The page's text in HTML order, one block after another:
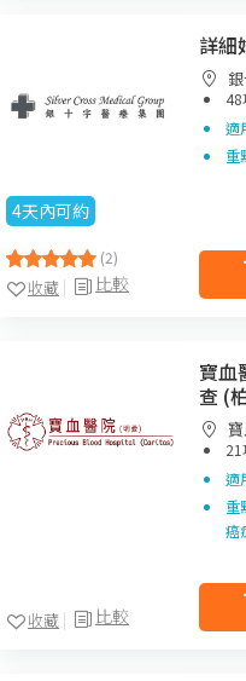
4天內可約
(2)
比較
收藏
詳細
48
適
重
比較
收藏
寶血
查 (
寶
21
適
重
癌